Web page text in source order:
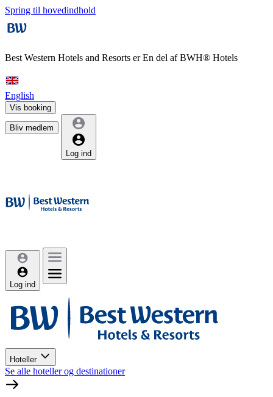
Spring til hovedindhold
Best Western Hotels and Resorts erEn del af BWH® Hotels
English
Vis booking
Bliv medlem
Log ind
Log ind
Hoteller
Se alle hoteller og destinationer